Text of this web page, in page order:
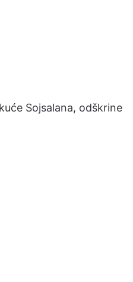
Sojsalana, odškrine